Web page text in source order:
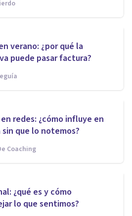
verano: ¿por qué la
puede pasar factura?
redes: ¿cómo influye en
que lo notemos?
Coaching
¿qué es y cómo
lo que sentimos?